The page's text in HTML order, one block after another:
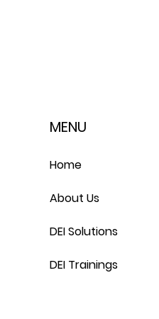
MENU
Home
About Us
DEI Solutions
DEI Trainings